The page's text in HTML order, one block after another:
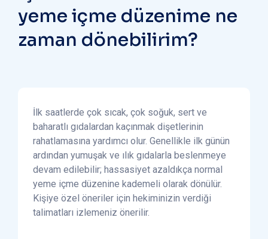
yeme içme düzenime ne
zaman dönebilirim?
İlk saatlerde çok sıcak, çok soğuk, sert ve
baharatlı gıdalardan kaçınmak dişetlerinin
rahatlamasına yardımcı olur. Genellikle ilk günün
ardından yumuşak ve ılık gıdalarla beslenmeye
devam edilebilir; hassasiyet azaldıkça normal
yeme içme düzenine kademeli olarak dönülür.
Kişiye özel öneriler için hekiminizin verdiği
talimatları izlemeniz önerilir.